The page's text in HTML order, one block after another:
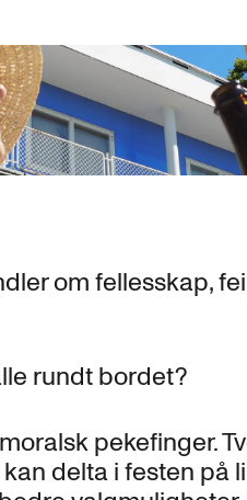
om fellesskap,
rundt bordet?
pekefinger.
delta i festen på